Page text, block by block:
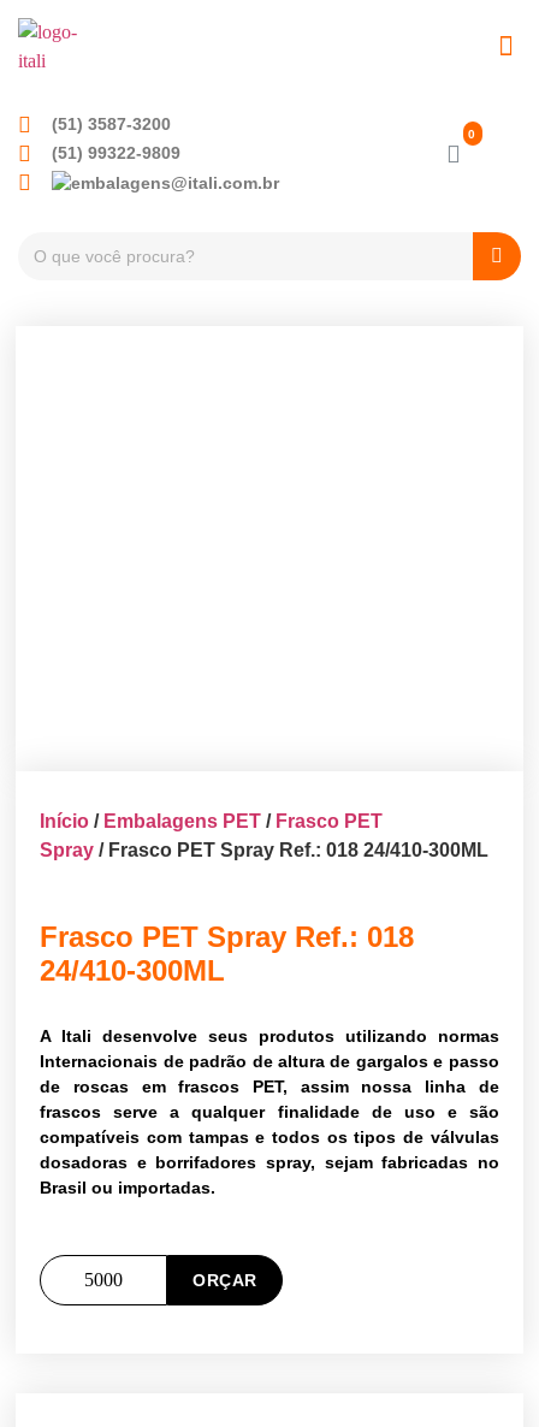
(51) 3587-3200
(51) 99322-9809
Início / Embalagens PET / Frasco PET
Spray / Frasco PET Spray Ref.: 018 24/410-300ML
Frasco PET Spray Ref.: 018
24/410-300ML
A Itali desenvolve seus produtos utilizando normas
Internacionais de padrão de altura de gargalos e passo
de roscas em frascos PET, assim nossa linha de
frascos serve a qualquer finalidade de uso e são
compatíveis com tampas e todos os tipos de válvulas
dosadoras e borrifadores spray, sejam fabricadas no
Brasil ou importadas.
ORÇAR